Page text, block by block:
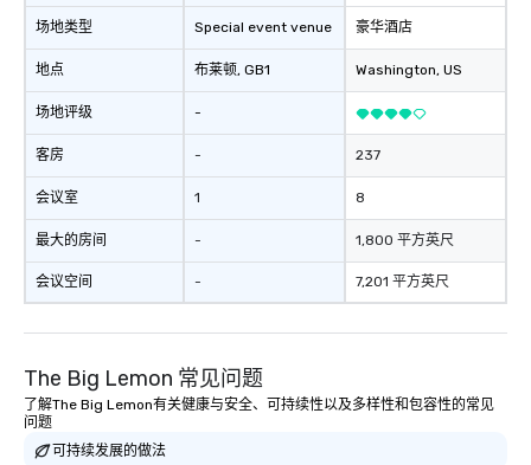
场地类型
地点
场地评级
客房
会议室
最大的房间
会议空间
Special event venue
布莱顿, GB1
-
-
1
-
-
豪华酒店
Washington, US
237
8
1,800 平方英尺
7,201 平方英尺
The Big Lemon 常见问题
了解The Big Lemon有关健康与安全、可持续性以及多样性和包容性的常见
问题
可持续发展的做法